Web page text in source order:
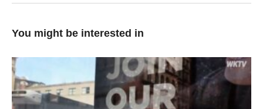
You might be interested in